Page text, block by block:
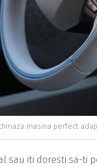
masina perfect
sau iti doresti sa-ti